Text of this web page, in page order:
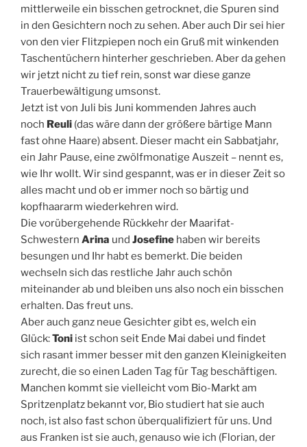
mittlerweile ein bisschen getrocknet, die Spuren sind
in den Gesichtern noch zu sehen. Aber auch Dir sei hier
von den vier Flitzpiepen noch ein Gruß mit winkenden
Taschentüchern hinterher geschrieben. Aber da gehen
wir jetzt nicht zu tief rein, sonst war diese ganze
Trauerbewältigung umsonst.
Jetzt ist von Juli bis Juni kommenden Jahres auch
noch Reuli (das wäre dann der größere bärtige Mann
fast ohne Haare) absent. Dieser macht ein Sabbatjahr,
ein Jahr Pause, eine zwölfmonatige Auszeit – nennt es,
wie Ihr wollt. Wir sind gespannt, was er in dieser Zeit so
alles macht und ob er immer noch so bärtig und
kopfhaararm wiederkehren wird.
Die vorübergehende Rückkehr der Maarifat-
Schwestern Arina und Josefine haben wir bereits
besungen und Ihr habt es bemerkt. Die beiden
wechseln sich das restliche Jahr auch schön
miteinander ab und bleiben uns also noch ein bisschen
erhalten. Das freut uns.
Aber auch ganz neue Gesichter gibt es, welch ein
Glück:Toni ist schon seit Ende Mai dabei und findet
sich rasant immer besser mit den ganzen Kleinigkeiten
zurecht, die so einen Laden Tag für Tag beschäftigen.
Manchen kommt sie vielleicht vom Bio-Markt am
Spritzenplatz bekannt vor, Bio studiert hat sie auch
noch, ist also fast schon überqualifiziert für uns. Und
aus Franken ist sie auch, genauso wie ich (Florian, der